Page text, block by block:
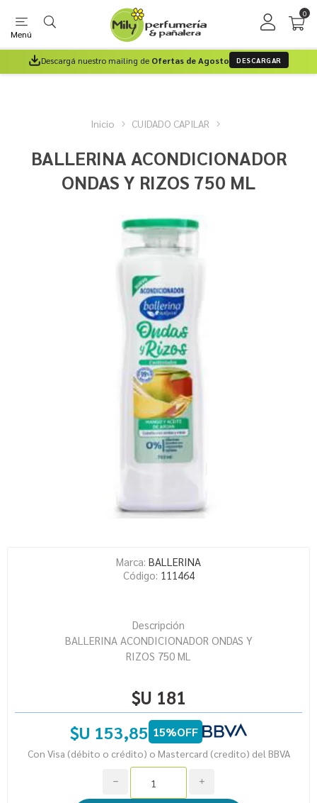
Menú
0
Descargá nuestro mailing de Ofertas de Agosto DESCARGAR
Inicio CUIDADO CAPILAR
BALLERINA ACONDICIONADOR
ONDAS Y RIZOS 750 ML
Marca: BALLERINA
Código: 111464
Descripción
BALLERINA ACONDICIONADOR ONDAS Y
RIZOS 750 ML
$U 181
$U 153,85 15%OFF
Con Visa (débito o crédito) o Mastercard (credito) del BBVA
i
h